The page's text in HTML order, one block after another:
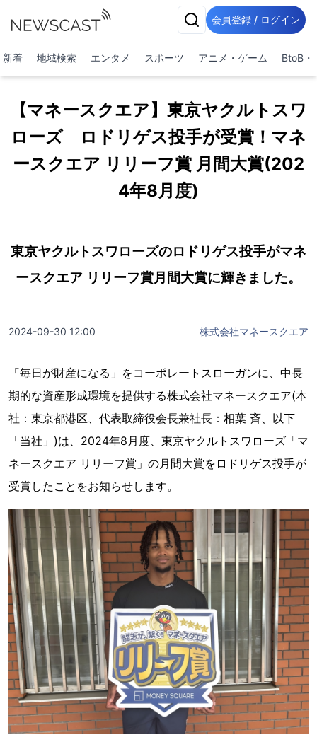
会員登録 / ログイン
新着 地域検索 エンタメ スポーツ アニメ・ゲーム BtoB・
【マネースクエア】東京ヤクルトスワ
ローズ ロドリゲス投手が受賞！マネ
ースクエア リリーフ賞 月間大賞(202
4年8月度)
東京ヤクルトスワローズのロドリゲス投手がマネ
ースクエア リリーフ賞月間大賞に輝きました。
2024-09-30 12:00 株式会社マネースクエア
「毎日が財産になる」をコーポレートスローガンに、中長
期的な資産形成環境を提供する株式会社マネースクエア(本
社：東京都港区、代表取締役会長兼社長：相葉 斉、以下
「当社」)は、2024年8月度、東京ヤクルトスワローズ「マ
ネースクエア リリーフ賞」の月間大賞をロドリゲス投手が
受賞したことをお知らせします。